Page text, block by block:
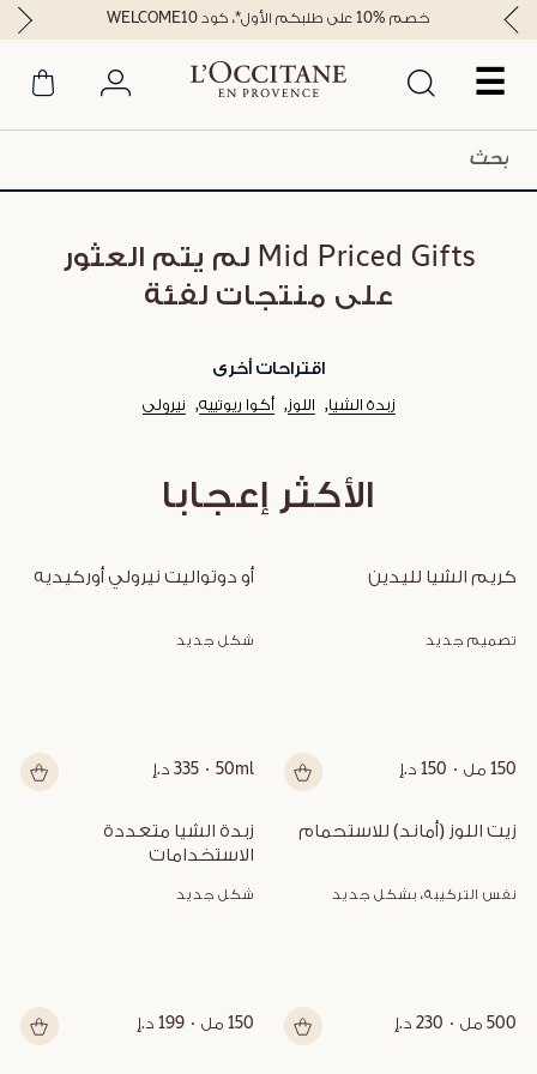
☰
خصم %10 على طلبكم الأول*، كود WELCOME10
Mid Priced Gifts لم يتم العثور
على منتجات لفئة
اقتراحات أخرى
زبدة الشيا اللوز أكوا ريوتييه نيرولي
الأكثر إعجابا
كريم الشيا لليدين
تصميم جديد
150 مل 150 د.إ
أو دوتواليت نيرولي أوركيديه
شكل جديد
50ml 335 د.إ
زيت اللوز (أماند) للاستحمام
نفس التركيبة، بشكل جديد
500 مل 230 د.إ
الاستخدامات
شكل جديد
150 مل 199 د.إ